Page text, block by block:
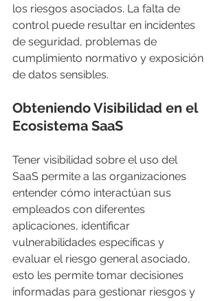
los riesgos asociados. La falta de
control puede resultar en incidentes
de seguridad, problemas de
cumplimiento normativo y exposición
de datos sensibles.
Obteniendo Visibilidad en el
Ecosistema SaaS
Tener visibilidad sobre el uso del
SaaS permite a las organizaciones
entender cómo interactúan sus
empleados con diferentes
aplicaciones, identificar
vulnerabilidades específicas y
evaluar el riesgo general asociado,
esto les permite tomar decisiones
informadas para gestionar riesgos y